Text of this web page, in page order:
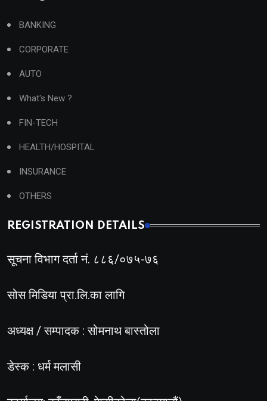
BANKING
CORPORATE
AUTO
What's New ?
FIN-TECH
HEALTH/HOSPITAL
INSURANCE
OTHERS
REGISTRATION DETAILS
सूचना विभाग दर्ता नं. ८८६/०७५-७६
सोस मिडिया प्रा.लि.का लागि
अध्यक्ष / सम्पादक : सोमनाथ बास्तोला
डेस्क : धर्म मलासी